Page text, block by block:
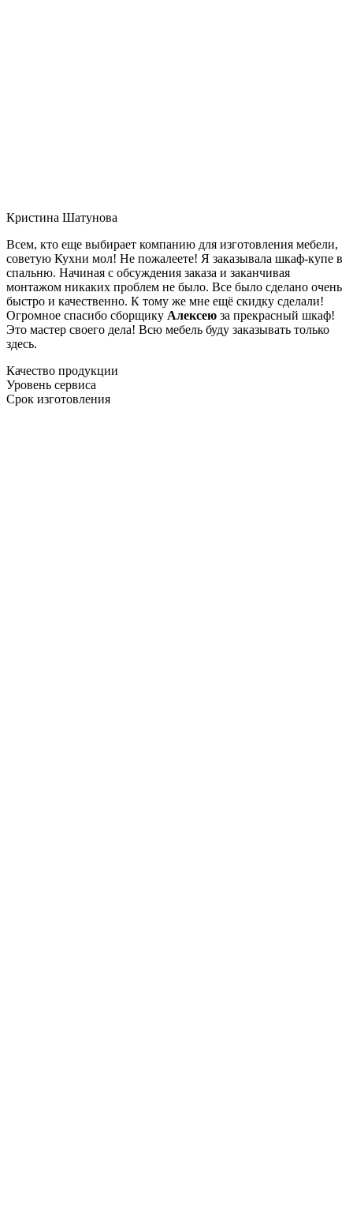
Кристина Шатунова
Всем, кто еще выбирает компанию для изготовления мебели,
советую Кухни мол! Не пожалеете! Я заказывала шкаф-купе в
спальню. Начиная с обсуждения заказа и заканчивая
монтажом никаких проблем не было. Все было сделано очень
быстро и качественно. К тому же мне ещё скидку сделали!
Огромное спасибо сборщику Алексею за прекрасный шкаф!
Это мастер своего дела! Всю мебель буду заказывать только
здесь.
Качество продукции
Уровень сервиса
Срок изготовления